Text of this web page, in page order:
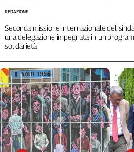
Seconda missione internazionale del
una delegazione impegnata in un
solidarietà
REDAZIONE